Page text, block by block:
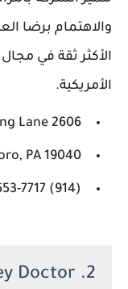
والاهتمام برضا
الأكثر ثقة في
الأمريكية.
2606 Winding Lane
PA 19040
(914) 653-7717 Tel:
2. The Chimney Doctor